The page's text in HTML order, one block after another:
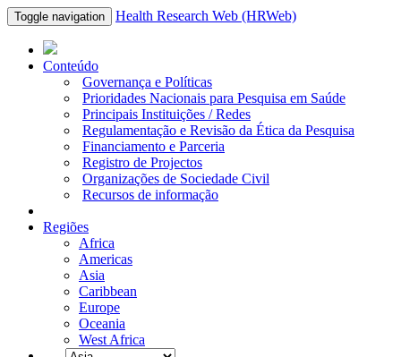
Toggle navigation Health Research Web (HRWeb)
Conteúdo
Governança e Políticas
Prioridades Nacionais para Pesquisa em Saúde
Principais Instituições / Redes
Regulamentação e Revisão da Ética da Pesquisa
Financiamento e Parceria
Registro de Projectos
Organizações de Sociedade Civil
Recursos de informação
Regiões
Africa
Americas
Asia
Caribbean
Europe
Oceania
West Africa